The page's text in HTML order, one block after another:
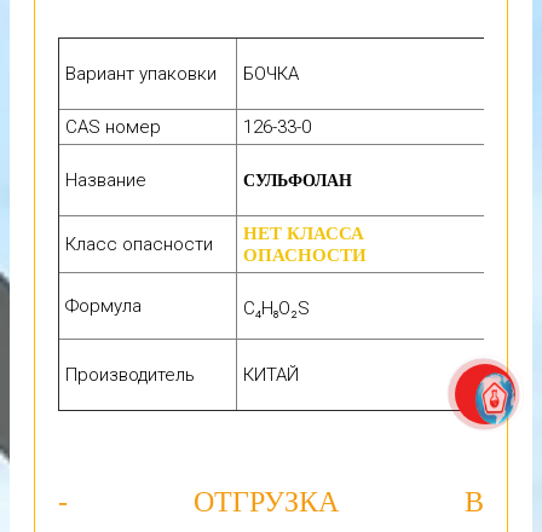
Вариант упаковки БОЧКА
CAS номер 126-33-0
Название СУЛЬФОЛАН
Класс опасности
НЕТ КЛАССА
ОПАСНОСТИ
Формула C₄H₈O₂S
Производитель КИТАЙ
- ОТГРУЗКА В